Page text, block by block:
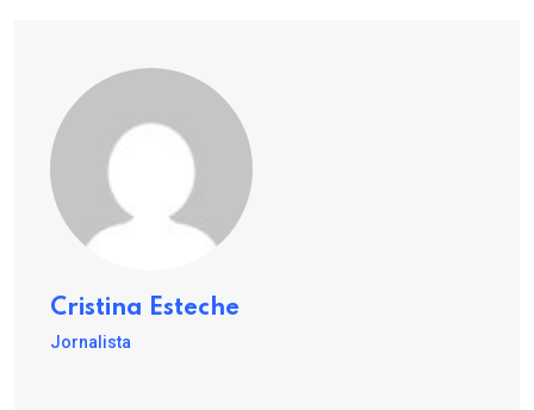
Cristina Esteche
Jornalista